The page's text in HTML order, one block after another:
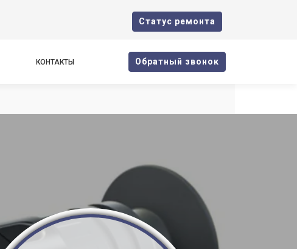
Cтатус ремонта
КОНТАКТЫ Oбратный звонок